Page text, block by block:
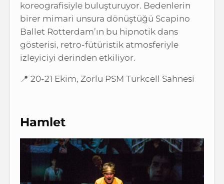
koreografisiyle buluşturuyor. Bedenlerin
birer mimari unsura dönüştüğü Scapino
Ballet Rotterdam’ın bu hipnotik dans
gösterisi, retro-fütüristik atmosferiyle
izleyiciyi derinden etkiliyor.
📍 20-21 Ekim, Zorlu PSM Turkcell Sahnesi
Hamlet